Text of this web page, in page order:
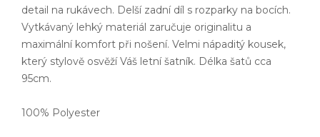
detail na rukávech. Delší zadní díl s rozparky na bocích.
Vytkávaný lehký materiál zaručuje originalitu a
maximální komfort při nošení. Velmi nápaditý kousek,
který stylově osvěží Váš letní šatník. Délka šatů cca
95cm.
100% Polyester